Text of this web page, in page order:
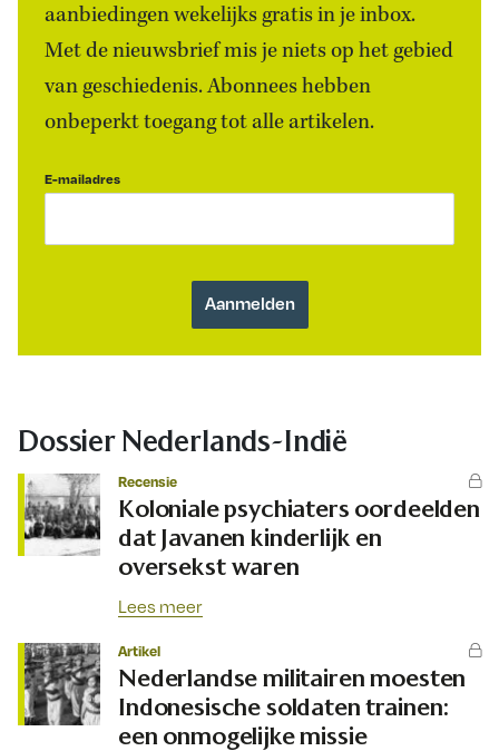
aanbiedingen wekelijks gratis in je inbox.
Met de nieuwsbrief mis je niets op het gebied
van geschiedenis. Abonnees hebben
onbeperkt toegang tot alle artikelen.
E-mailadres
Dossier Nederlands-Indië
Recensie
Koloniale psychiaters oordeelden
dat Javanen kinderlijk en
oversekst waren
Lees meer
Artikel
Nederlandse militairen moesten
Indonesische soldaten trainen:
een onmogelijke missie